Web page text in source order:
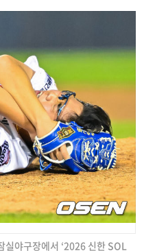
야구장에서 ‘2026 신한 SOL